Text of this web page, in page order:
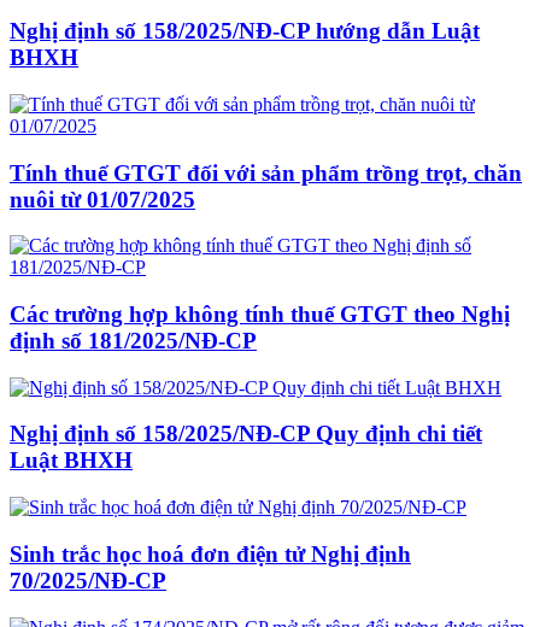
Nghị định số 158/2025/NĐ-CP hướng dẫn Luật
BHXH
Tính thuế GTGT đối với sản phẩm trồng trọt, chăn
nuôi từ 01/07/2025
Các trường hợp không tính thuế GTGT theo Nghị
định số 181/2025/NĐ-CP
Nghị định số 158/2025/NĐ-CP Quy định chi tiết
Luật BHXH
Sinh trắc học hoá đơn điện tử Nghị định
70/2025/NĐ-CP